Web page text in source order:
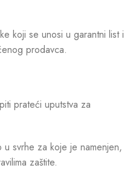
koji se unosi u garantni list i
prodavca.
prateći uputstva za
u svrhe za koje je namenjen,
zaštite.